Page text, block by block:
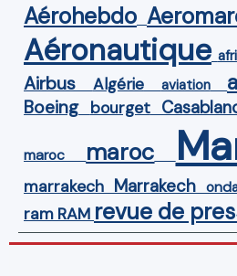
Aérohebdo
Aéronautique
Airbus Algérie aviation
Boeing bourget
maroc maroc
marrakech Marrakech
ram RAM revue de